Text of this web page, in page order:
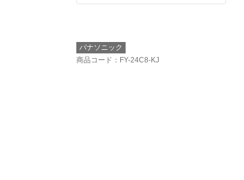
パナソニック
商品コード ：FY-24C8-KJ